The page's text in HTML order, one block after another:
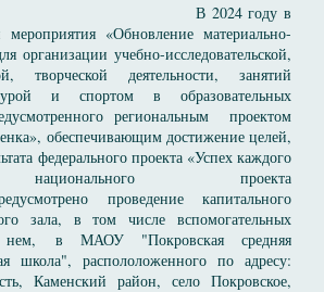
В 2024 году в
мероприятия «Обновление материально-
организации учебно-исследовательской,
творческой деятельности, занятий
и спортом в образовательных
региональным проектом
обеспечивающим достижение целей,
федерального проекта «Успех каждого
проекта
проведение капитального
зала, в том числе вспомогательных
в МАОУ "Покровская средняя
школа", распололоженного по адресу:
Каменский район, село Покровское,